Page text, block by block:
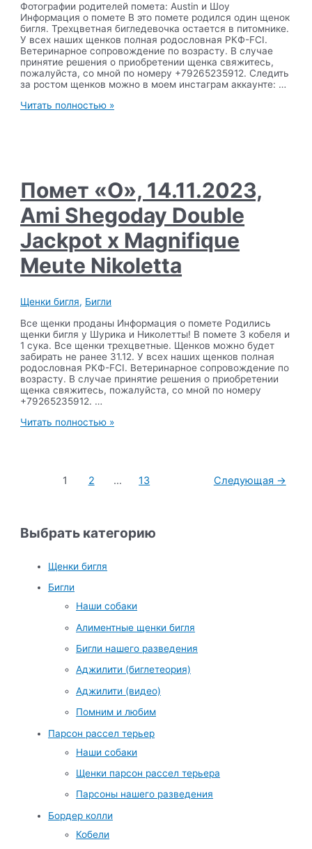
Фотографии родителей помета: Austin и Шоу
Информация о помете В это помете родился один щенок
бигля. Трехцветная бигледевочка остается в питомнике.
У всех наших щенков полная родословная РКФ-FCI.
Ветеринарное сопровождение по возрасту. В случае
принятие решения о приобретении щенка свяжитесь,
пожалуйста, со мной по номеру +79265235912. Следить
за ростом щенков можно в моем инстаграм аккаунте: …
Помет
x
Magnifique
Meute
Show
Читать полностью »
Помет «O», 14.11.2023,
Ami Shegoday Double
Jackpot x Magnifique
Meute Nikoletta
Щенки бигля, Бигли
Все щенки проданы Информация о помете Родились
щенки бигля у Шурика и Николетты! В помете 3 кобеля и
1 сука. Все щенки трехцветные. Щенков можно будет
забирать не ранее 31.12. У всех наших щенков полная
родословная РКФ-FCI. Ветеринарное сопровождение по
возрасту. В случае принятие решения о приобретении
щенка свяжитесь, пожалуйста, со мной по номеру
+79265235912. …
Помет
Nikoletta
Читать полностью »
1 2 … 13 Следующая →
Выбрать категорию
Щенки бигля
Бигли
Наши собаки
Алиментные щенки бигля
Бигли нашего разведения
Аджилити (биглетеория)
Аджилити (видео)
Помним и любим
Парсон рассел терьер
Наши собаки
Щенки парсон рассел терьера
Парсоны нашего разведения
Бордер колли
Кобели